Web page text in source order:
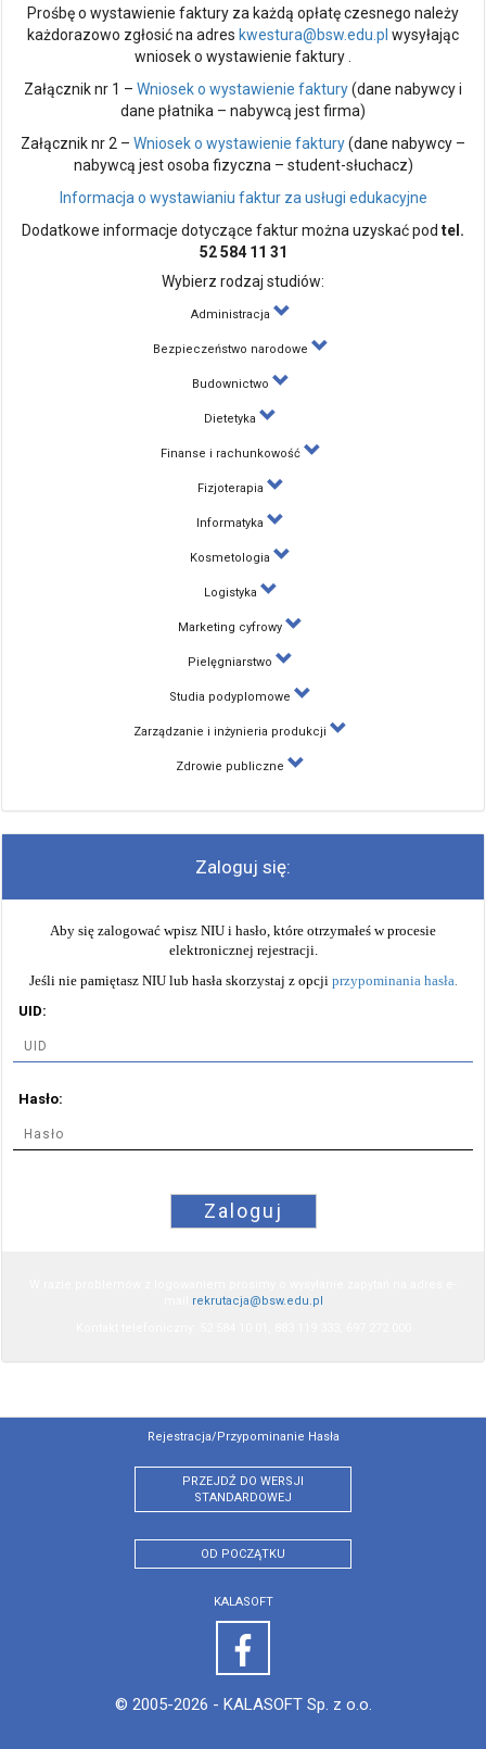
Prośbę o wystawienie faktury za każdą opłatę czesnego należy
każdorazowo zgłosić na adres kwestura@bsw.edu.pl wysyłając
wniosek o wystawienie faktury .
Załącznik nr 1 – Wniosek o wystawienie faktury(dane nabywcy i
dane płatnika – nabywcą jest firma)
Załącznik nr 2 – Wniosek o wystawienie faktury(dane nabywcy –
nabywcą jest osoba fizyczna – student-słuchacz)
Informacja o wystawianiu faktur za usługi edukacyjne
Dodatkowe informacje dotyczące faktur można uzyskać pod tel.
52 584 11 31
Wybierz rodzaj studiów:
Administracja
Bezpieczeństwo narodowe
Budownictwo
Dietetyka
Finanse i rachunkowość
Fizjoterapia
Informatyka
Kosmetologia
Logistyka
Marketing cyfrowy
Pielęgniarstwo
Studia podyplomowe
Zarządzanie i inżynieria produkcji
Zdrowie publiczne
Zaloguj się:
Aby się zalogować wpisz NIU i hasło, które otrzymałeś w procesie
elektronicznej rejestracji.
Jeśli nie pamiętasz NIU lub hasła skorzystaj z opcji przypominania hasła.
UID:
Hasło:
Zaloguj
rekrutacja@bsw.edu.pl
Rejestracja/przypominanie Hasła
PRZEJDŹ DO WERSJI
STANDARDOWEJ
OD POCZĄTKU
KALASOFT
© 2005-2026 - KALASOFT Sp. z o.o.